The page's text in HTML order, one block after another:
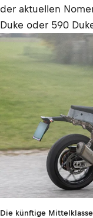
der aktuellen
Duke oder 590
Die künftige